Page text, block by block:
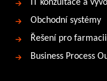
IT konzultace a
Obchodní systémy
Řešení pro farmacii
Business Process